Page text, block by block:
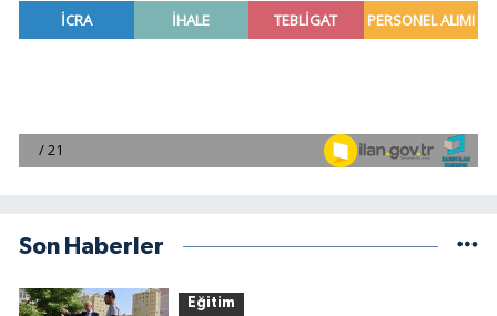
Son Haberler
Eğitim